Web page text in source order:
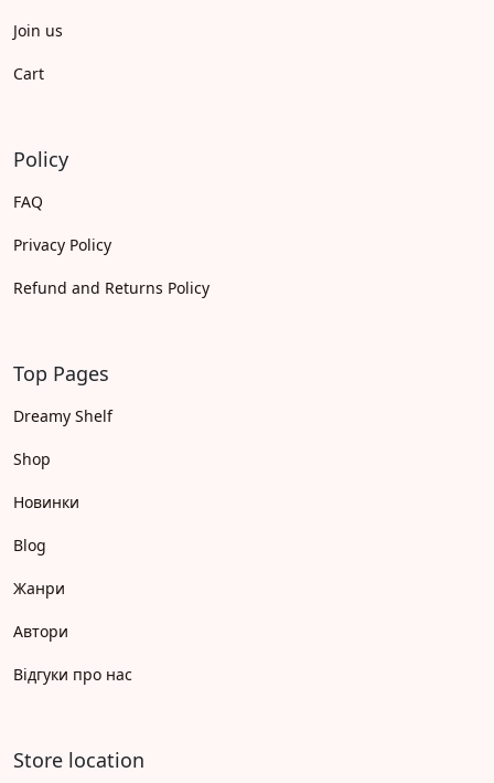
Join us
Cart
Policy
FAQ
Privacy Policy
Refund and Returns Policy
Top Pages
Dreamy Shelf
Shop
Новинки
Blog
Жанри
Автори
Відгуки про нас
Store location